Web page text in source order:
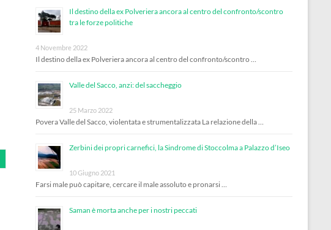
Il destino della ex Polveriera ancora al centro del confronto/scontro
tra le forze politiche
4 Novembre 2022
Il destino della ex Polveriera ancora al centro del confronto/scontro …
Valle del Sacco, anzi: del saccheggio
25 Marzo 2022
Povera Valle del Sacco, violentata e strumentalizzata La relazione della …
Zerbini dei propri carnefici, la Sindrome di Stoccolma a Palazzo d’Iseo
10 Giugno 2021
Farsi male può capitare, cercare il male assoluto e pronarsi …
Saman è morta anche per i nostri peccati